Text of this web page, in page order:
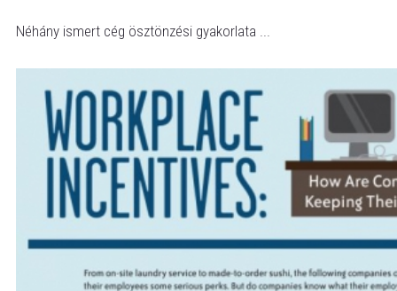
Néhány ismert cég ösztönzési gyakorlata ...